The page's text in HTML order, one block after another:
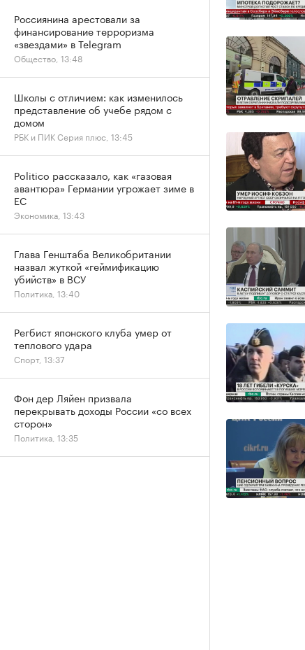
Россиянина арестовали за
финансирование терроризма
«звездами» в Telegram
Общество, 13:48
Школы с отличием: как изменилось
представление об учебе рядом с
домом
РБК и ПИК Серия плюс, 13:45
Politico рассказало, как «газовая
авантюра» Германии угрожает зиме в
ЕС
Экономика, 13:43
Глава Генштаба Великобритании
назвал жуткой «геймификацию
убийств» в ВСУ
Политика, 13:40
Регбист японского клуба умер от
теплового удара
Спорт, 13:37
Фон дер Ляйен призвала
перекрывать доходы России «со всех
сторон»
Политика, 13:35